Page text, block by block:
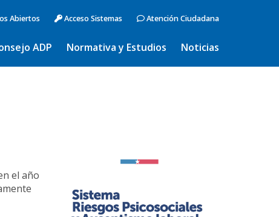
Abiertos Acceso Sistemas Atención Ciudadana
ADP Normativa y Estudios Noticias
el año